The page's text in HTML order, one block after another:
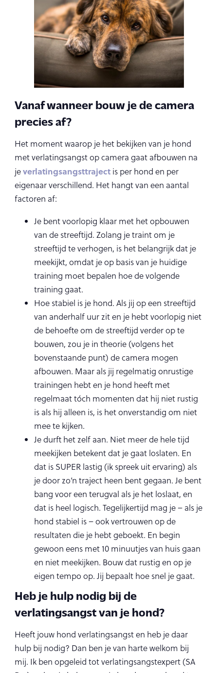
Vanaf wanneer bouw je de camera
precies af?
Het moment waarop je het bekijken van je hond
met verlatingsangst op camera gaat afbouwen na
jeverlatingsangsttraject is per hond en per
eigenaar verschillend. Het hangt van een aantal
factoren af:
Je bent voorlopig klaar met het opbouwen
van de streeftijd. Zolang je traint om je
streeftijd te verhogen, is het belangrijk dat je
meekijkt, omdat je op basis van je huidige
training moet bepalen hoe de volgende
training gaat.
Hoe stabiel is je hond. Als jij op een streeftijd
van anderhalf uur zit en je hebt voorlopig niet
de behoefte om de streeftijd verder op te
bouwen, zou je in theorie (volgens het
bovenstaande punt) de camera mogen
afbouwen. Maar als jij regelmatig onrustige
trainingen hebt en je hond heeft met
regelmaat tóch momenten dat hij niet rustig
is als hij alleen is, is het onverstandig om niet
mee te kijken.
Je durft het zelf aan. Niet meer de hele tijd
meekijken betekent dat je gaat loslaten. En
dat is SUPER lastig (ik spreek uit ervaring) als
je door zo’n traject heen bent gegaan. Je bent
bang voor een terugval als je het loslaat, en
dat is heel logisch. Tegelijkertijd mag je – als je
hond stabiel is – ook vertrouwen op de
resultaten die je hebt geboekt. En begin
gewoon eens met 10 minuutjes van huis gaan
en niet meekijken. Bouw dat rustig en op je
eigen tempo op. Jij bepaalt hoe snel je gaat.
Heb je hulp nodig bij de
verlatingsangst van je hond?
Heeft jouw hond verlatingsangst en heb je daar
hulp bij nodig? Dan ben je van harte welkom bij
mij. Ik ben opgeleid tot verlatingsangstexpert (SA